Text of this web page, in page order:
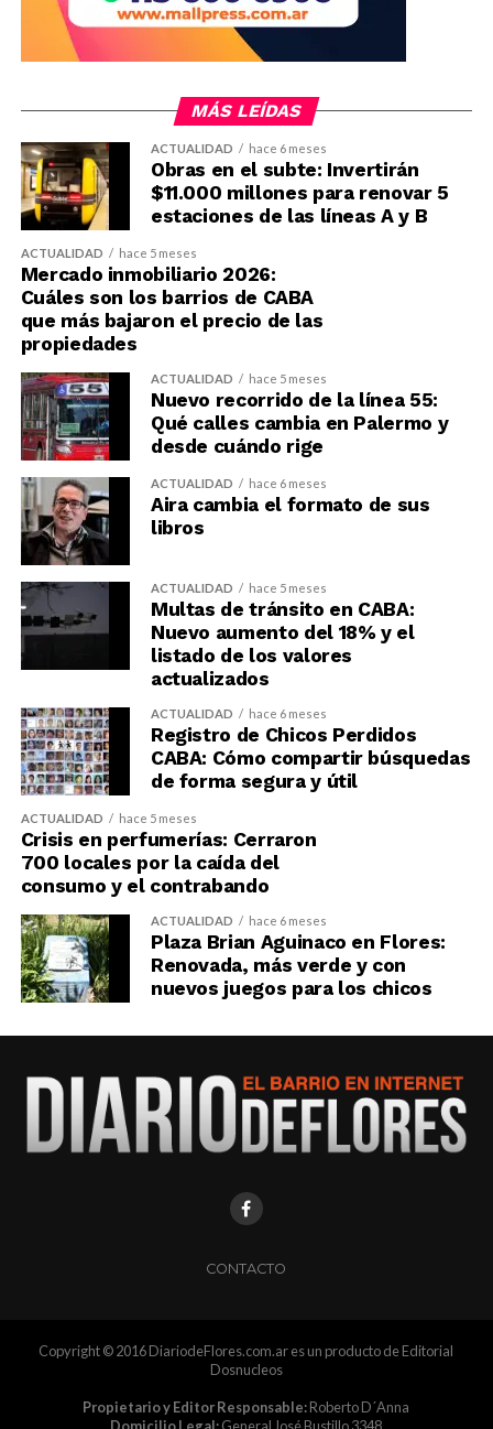
MÁS LEÍDAS
ACTUALIDAD hace 6 meses
Obras en el subte: Invertirán
$11.000 millones para renovar 5
estaciones de las líneas A y B
ACTUALIDAD hace 5 meses
Mercado inmobiliario 2026:
Cuáles son los barrios de CABA
que más bajaron el precio de las
propiedades
ACTUALIDAD hace 5 meses
Nuevo recorrido de la línea 55:
Qué calles cambia en Palermo y
desde cuándo rige
ACTUALIDAD hace 6 meses
Aira cambia el formato de sus
libros
ACTUALIDAD hace 5 meses
Multas de tránsito en CABA:
Nuevo aumento del 18% y el
listado de los valores
actualizados
ACTUALIDAD hace 6 meses
Registro de Chicos Perdidos
CABA: Cómo compartir búsquedas
de forma segura y útil
ACTUALIDAD hace 5 meses
Crisis en perfumerías: Cerraron
700 locales por la caída del
consumo y el contrabando
ACTUALIDAD hace 6 meses
Plaza Brian Aguinaco en Flores:
Renovada, más verde y con
nuevos juegos para los chicos
CONTACTO
Copyright © 2016 DiariodeFlores.com.ar es un producto de Editorial
Dosnucleos
Propietario y Editor Responsable:Roberto D´Anna